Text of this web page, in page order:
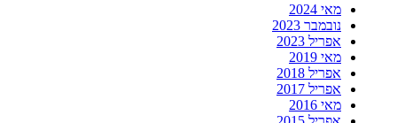
מאי 2024
נובמבר 2023
אפריל 2023
מאי 2019
אפריל 2018
אפריל 2017
מאי 2016